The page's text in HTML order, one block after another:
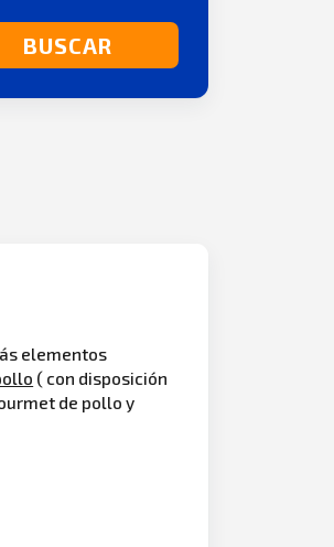
BUSCAR
elementos
( con disposición
de pollo y